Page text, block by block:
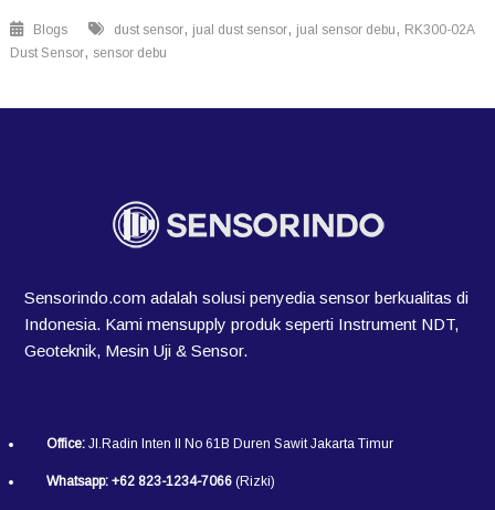
Blogs dust sensor, jual dust sensor, jual sensor debu , RK300-02A
Dust Sensor, sensor debu
Sensorindo.com adalah solusi penyedia sensor berkualitas di
Indonesia. Kami mensupply produk seperti Instrument NDT,
Geoteknik, Mesin Uji & Sensor.
Office:Jl.Radin Inten II No 61B Duren Sawit Jakarta Timur
Whatsapp: +62 823-1234-7066(Rizki)